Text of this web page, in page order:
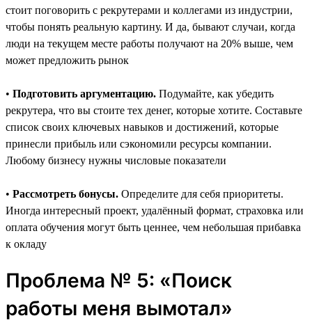
стоит поговорить с рекрутерами и коллегами из индустрии,
чтобы понять реальную картину. И да, бывают случаи, когда
люди на текущем месте работы получают на 20% выше, чем
может предложить рынок
• Подготовить аргументацию. Подумайте, как убедить
рекрутера, что вы стоите тех денег, которые хотите. Составьте
список своих ключевых навыков и достижений, которые
принесли прибыль или сэкономили ресурсы компании.
Любому бизнесу нужны числовые показатели
• Рассмотреть бонусы. Определите для себя приоритеты.
Иногда интересный проект, удалённый формат, страховка или
оплата обучения могут быть ценнее, чем небольшая прибавка
к окладу
Проблема № 5: «Поиск
работы меня вымотал»